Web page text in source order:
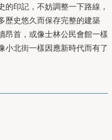
印記，不妨調整一下路線，
歷史悠久而保存完整的建築
昂首，或像士林公民會館一樣
小北街一樣因應新時代而有了